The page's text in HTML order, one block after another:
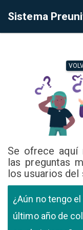
Sistema
Se ofrece aquí
las preguntas
los usuarios
¿Aún no tengo
último año de